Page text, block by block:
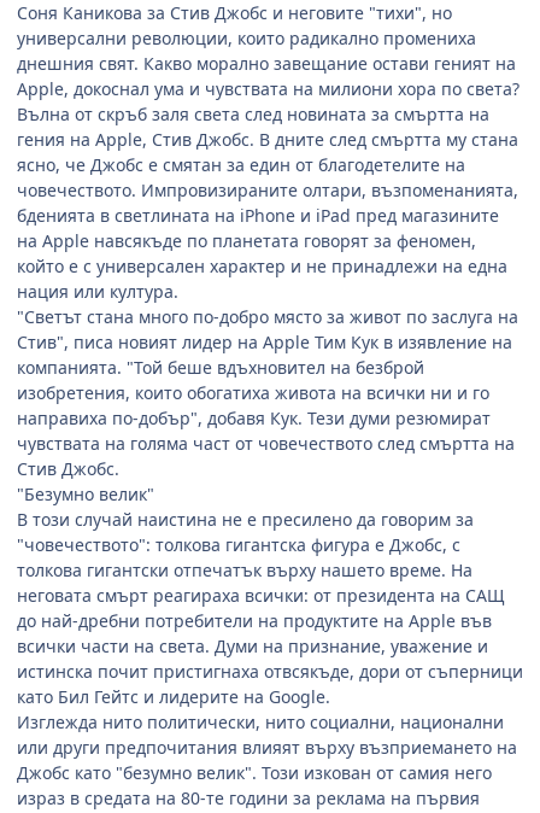
Соня Каникова за Стив Джобс и неговите "тихи", но
универсални революции, които радикално промениха
днешния свят. Какво морално завещание остави геният на
Apple, докоснал ума и чувствата на милиони хора по света?
Вълна от скръб заля света след новината за смъртта на
гения на Apple, Стив Джобс. В дните след смъртта му стана
ясно, че Джобс е смятан за един от благодетелите на
човечеството. Импровизираните олтари, възпоменанията,
бденията в светлината на iPhone и iPad пред магазините
на Apple навсякъде по планетата говорят за феномен,
който е с универсален характер и не принадлежи на една
нация или култура.
"Светът стана много по-добро място за живот по заслуга на
Стив", писа новият лидер на Apple Тим Кук в изявление на
компанията. "Той беше вдъхновител на безброй
изобретения, които обогатиха живота на всички ни и го
направиха по-добър", добавя Кук. Тези думи резюмират
чувствата на голяма част от човечеството след смъртта на
Стив Джобс.
"Безумно велик"
В този случай наистина не е пресилено да говорим за
"човечеството": толкова гигантска фигура е Джобс, с
толкова гигантски отпечатък върху нашето време. На
неговата смърт реагираха всички: от президента на САЩ
до най-дребни потребители на продуктите на Apple във
всички части на света. Думи на признание, уважение и
истинска почит пристигнаха отвсякъде, дори от съперници
като Бил Гейтс и лидерите на Google.
Изглежда нито политически, нито социални, национални
или други предпочитания влияят върху възприемането на
Джобс като "безумно велик". Този изкован от самия него
израз в средата на 80-те години за реклама на първия